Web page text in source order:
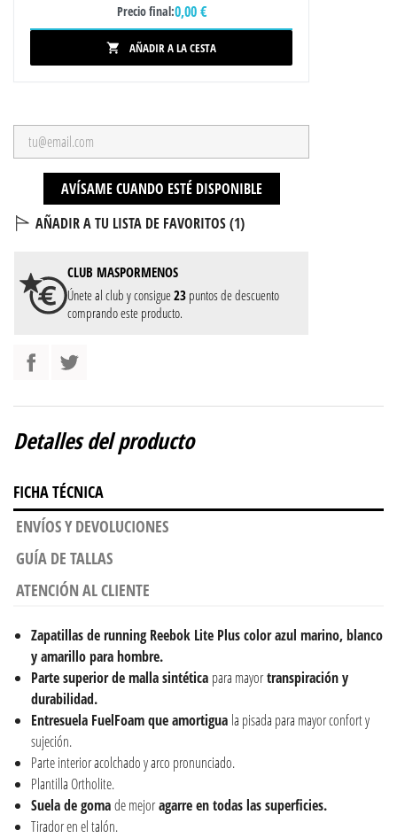
Precio final:0,00 €
 AÑADIR A LA CESTA
AVÍSAME CUANDO ESTÉ DISPONIBLE
AÑADIR A TU LISTA DE FAVORITOS (1)
CLUB MASPORMENOS
Únete al club y consigue23 puntos de descuento
comprando este producto.
Detalles del producto
FICHA TÉCNICA
ENVÍOS Y DEVOLUCIONES
GUÍA DE TALLAS
ATENCIÓN AL CLIENTE
Zapatillas de running Reebok Lite Plus color azul marino, blanco
y amarillo para hombre.
Parte superior de malla sintética para mayortranspiración y
durabilidad.
Entresuela FuelFoamqueamortigua la pisada para mayor confort y
sujeción.
Parte interior acolchado y arco pronunciado.
Plantilla Ortholite.
Suela de gomade mejoragarre en todas las superficies.
Tirador en el talón.